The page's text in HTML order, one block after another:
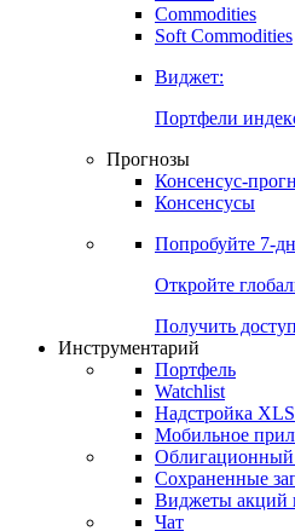
Commodities
Золото
Бензин
Soft Commodities
Виджет:
Портфели
Прогнозы
Консенсусы
Попробуйте7-
Откройте
Получить доступ
Инструментарий
Портфель
Watchlist
Надстройка XLS
Мобильное